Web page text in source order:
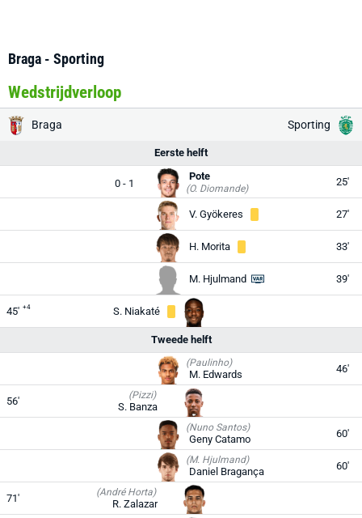
Braga - Sporting
Wedstrijdverloop
Braga Sporting
Eerste helft
0 - 1
Pote
(O. Diomande)
25'
V. Gyökeres 27'
H. Morita 33'
M. Hjulmand 39'
45' +4 S. Niakaté
Tweede helft
(Paulinho)
M. Edwards 46'
56' (Pizzi)
S. Banza
(Nuno Santos)
Geny Catamo 60'
(M. Hjulmand)
Daniel Bragança 60'
71' (André Horta)
R. Zalazar